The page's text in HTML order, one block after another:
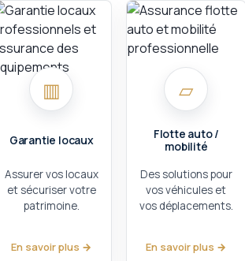
▥
Garantie locaux
Assurer vos locaux
et sécuriser votre
patrimoine.
En savoir plus →
▱
Flotte auto /
mobilité
Des solutions pour
vos véhicules et
vos déplacements.
En savoir plus →